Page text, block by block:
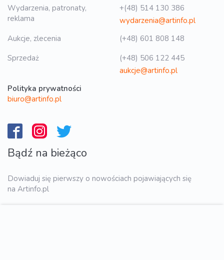
Wydarzenia, patronaty,
reklama
+(48) 514 130 386
wydarzenia@artinfo.pl
Aukcje, zlecenia
(+48) 601 808 148
Sprzedaż
(+48) 506 122 445
aukcje@artinfo.pl
Polityka prywatności
biuro@artinfo.pl
Bądź na bieżąco
Dowiaduj się pierwszy o nowościach pojawiających się
na Artinfo.pl